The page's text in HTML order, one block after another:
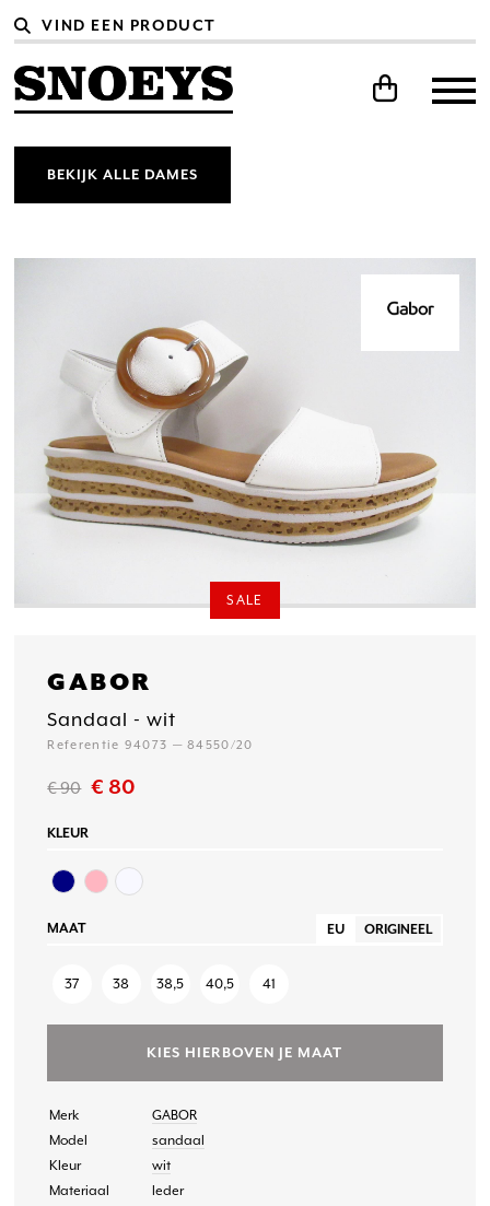
BEKIJK ALLE DAMES
SALE
GABOR
Sandaal - wit
Referentie 94073 — 84550/20
€ 90 € 80
KLEUR
MAAT ORIGINEEL
EU
37 38 38,5 40,5 41
KIES HIERBOVEN JE MAAT
Merk
GABOR
Model
sandaal
Kleur
wit
Materiaal
leder